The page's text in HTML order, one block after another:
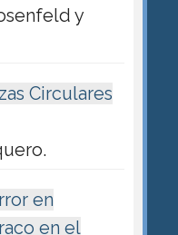
y
Circulares
en
en el